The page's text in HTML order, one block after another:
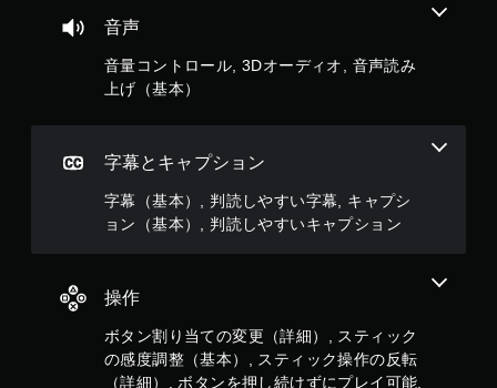
音声
音量コントロール, 3Dオーディオ, 音声読み
上げ（基本）
字幕とキャプション
字幕（基本）, 判読しやすい字幕, キャプシ
ョン（基本）, 判読しやすいキャプション
操作
ボタン割り当ての変更（詳細）, スティック
の感度調整（基本）, スティック操作の反転
（詳細）, ボタンを押し続けずにプレイ可能,
プ
イ
で
す
。
コ
ロ
ー
ラ
ー
の